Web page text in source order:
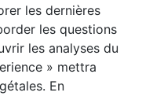
les dernières
les questions
les analyses du
» mettra
En